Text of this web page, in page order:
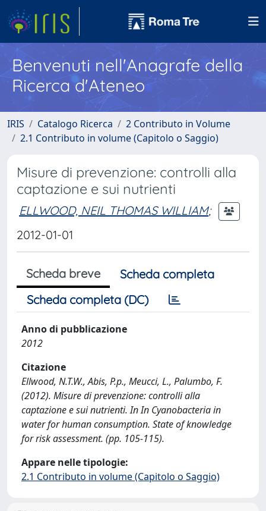
Benvenuti nell'Anagrafe della
Ricerca d'Ateneo
IRIS Catalogo Ricerca
2 Contributo in Volume
2.1 Contributo in volume (Capitolo o Saggio)
Misure di prevenzione: controlli alla
captazione e sui nutrienti
ELLWOOD, NEIL THOMAS WILLIAM;
2012-01-01
Scheda breve
Scheda completa
Scheda completa (DC)
Anno di pubblicazione
2012
Citazione
Ellwood, N.T.W., Abis, P.p., Meucci, L., Palumbo, F.
(2012). Misure di prevenzione: controlli alla
captazione e sui nutrienti. In In Cyanobacteria in
water for human consumption. State of knowledge
for risk assessment. (pp. 105-115).
Appare nelle tipologie:
2.1 Contributo in volume (Capitolo o Saggio)